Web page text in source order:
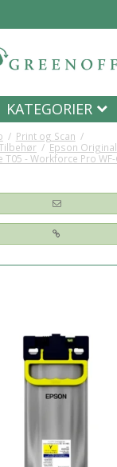
KATEGORIER
/ Print og Scan /
/ Epson Original
- Workforce Pro WF-